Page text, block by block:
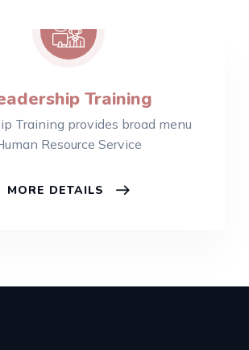
Training
Training provides broad menu
Resource Service
MORE DETAILS